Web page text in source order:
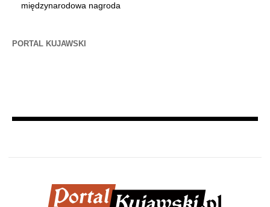
międzynarodowa nagroda
PORTAL KUJAWSKI